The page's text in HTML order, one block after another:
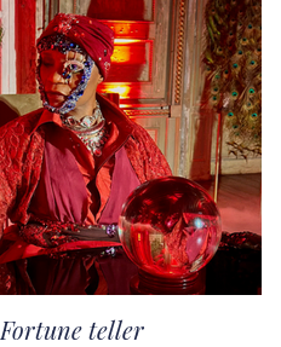
Fortune teller